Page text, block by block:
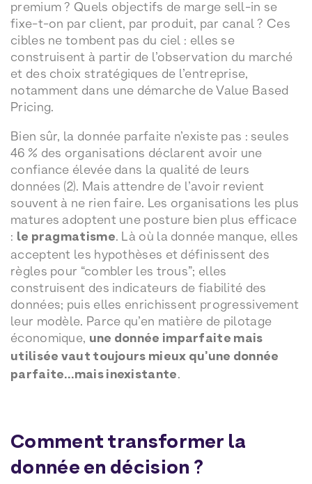
premium ? Quels objectifs de marge sell-in se
fixe-t-on par client, par produit, par canal ? Ces
cibles ne tombent pas du ciel : elles se
construisent à partir de l’observation du marché
et des choix stratégiques de l’entreprise,
notamment dans une démarche de Value Based
Pricing.
Bien sûr, la donnée parfaite n’existe pas : seules
46 % des organisations déclarent avoir une
confiance élevée dans la qualité de leurs
données (2). Mais attendre de l’avoir revient
souvent à ne rien faire. Les organisations les plus
matures adoptent une posture bien plus efficace
: le pragmatisme. Là où la donnée manque, elles
acceptent les hypothèses et définissent des
règles pour “combler les trous”; elles
construisent des indicateurs de fiabilité des
données; puis elles enrichissent progressivement
leur modèle. Parce qu’en matière de pilotage
économique, une donnée imparfaite mais
utilisée vaut toujours mieux qu’une donnée
parfaite…mais inexistante.
Comment transformer la
donnée en décision ?